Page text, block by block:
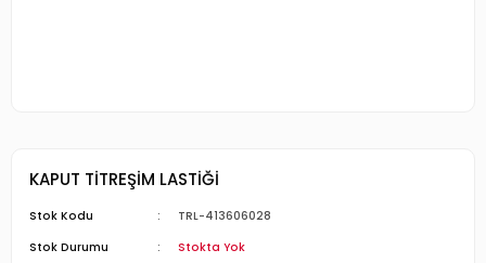
KAPUT TİTREŞİM LASTİĞİ
Stok Kodu
TRL-413606028
Stok Durumu
Stokta Yok